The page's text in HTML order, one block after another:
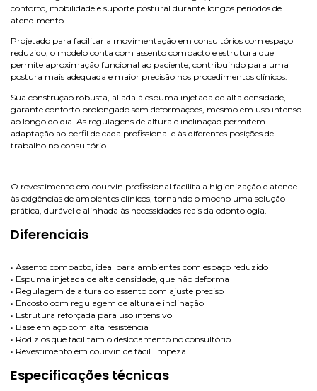
conforto, mobilidade e suporte postural durante longos períodos de
atendimento.
Projetado para facilitar a movimentação em consultórios com espaço
reduzido, o modelo conta com assento compacto e estrutura que
permite aproximação funcional ao paciente, contribuindo para uma
postura mais adequada e maior precisão nos procedimentos clínicos.
Sua construção robusta, aliada à espuma injetada de alta densidade,
garante conforto prolongado sem deformações, mesmo em uso intenso
ao longo do dia. As regulagens de altura e inclinação permitem
adaptação ao perfil de cada profissional e às diferentes posições de
trabalho no consultório.
O revestimento em courvin profissional facilita a higienização e atende
às exigências de ambientes clínicos, tornando o mocho uma solução
prática, durável e alinhada às necessidades reais da odontologia.
Diferenciais
• Assento compacto, ideal para ambientes com espaço reduzido
• Espuma injetada de alta densidade, que não deforma
• Regulagem de altura do assento com ajuste preciso
• Encosto com regulagem de altura e inclinação
• Estrutura reforçada para uso intensivo
• Base em aço com alta resistência
• Rodízios que facilitam o deslocamento no consultório
• Revestimento em courvin de fácil limpeza
Especificações técnicas